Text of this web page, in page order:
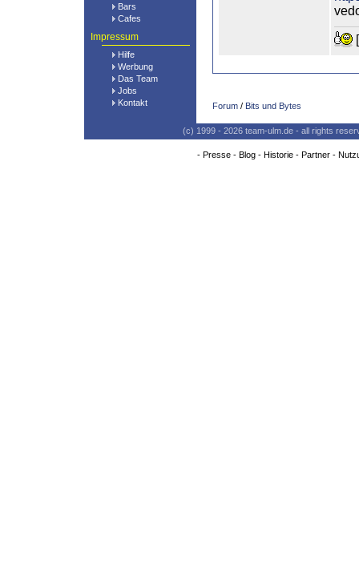
Bars
Cafes
Impressum
Hilfe
Werbung
Das Team
Jobs
Kontakt
[
Forum / Bits und Bytes
(c) 1999 - 2026 team-ulm.de - all rights
- Presse- Blog- Historie- Partner-